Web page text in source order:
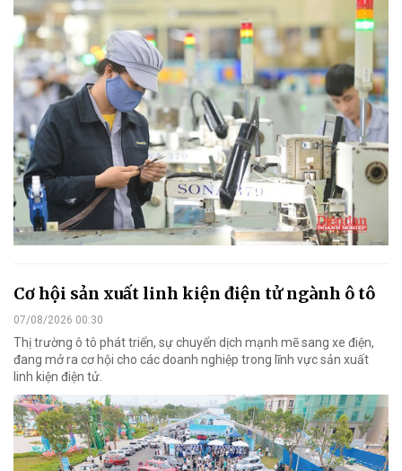
Cơ hội sản xuất linh kiện điện tử ngành ô tô
07/08/2026 00:30
Thị trường ô tô phát triển, sự chuyển dịch mạnh mẽ sang xe điện,
đang mở ra cơ hội cho các doanh nghiệp trong lĩnh vực sản xuất
linh kiện điện tử.